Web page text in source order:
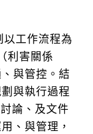
工作流程為
利害關係
與管控。結
與執行過程
論、及文件
、與管理，